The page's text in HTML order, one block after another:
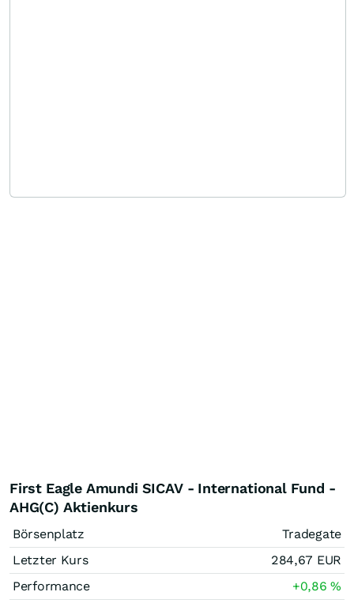
First Eagle Amundi SICAV - International Fund -
AHG(C) Aktienkurs
Börsenplatz
Tradegate
Letzter Kurs
284,67 EUR
Performance
+0,86%